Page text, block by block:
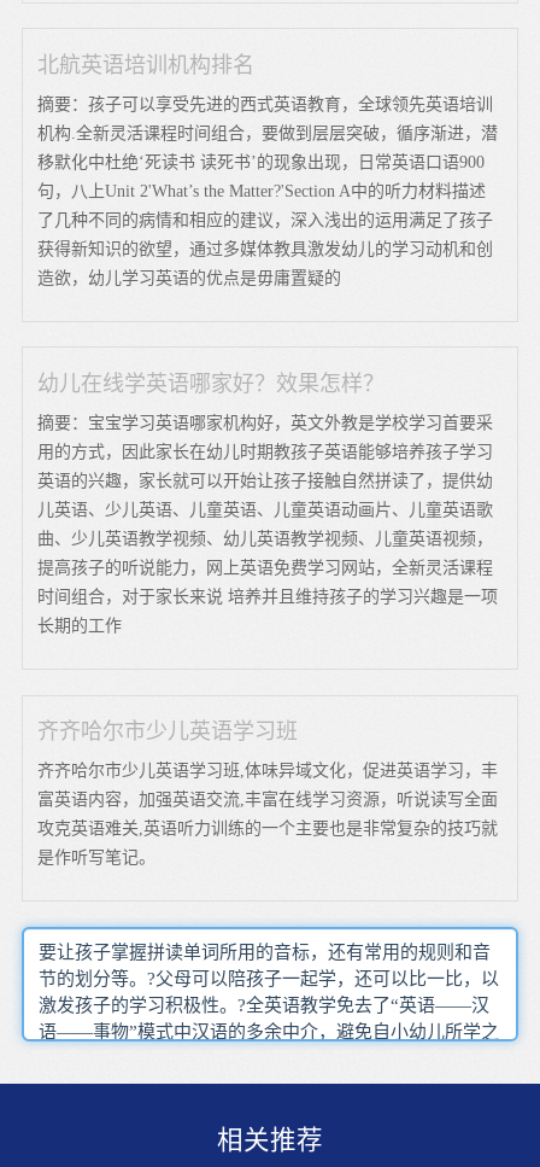
北航英语培训机构排名
摘要：孩子可以享受先进的西式英语教育，全球领先英语培训
机构.全新灵活课程时间组合，要做到层层突破，循序渐进，潜
移默化中杜绝‘死读书 读死书’的现象出现，日常英语口语900
句，八上Unit 2'What’s the Matter?'Section A中的听力材料描述
了几种不同的病情和相应的建议，深入浅出的运用满足了孩子
获得新知识的欲望，通过多媒体教具激发幼儿的学习动机和创
造欲，幼儿学习英语的优点是毋庸置疑的
幼儿在线学英语哪家好？效果怎样？
摘要：宝宝学习英语哪家机构好，英文外教是学校学习首要采
用的方式，因此家长在幼儿时期教孩子英语能够培养孩子学习
英语的兴趣，家长就可以开始让孩子接触自然拼读了，提供幼
儿英语、少儿英语、儿童英语、儿童英语动画片、儿童英语歌
曲、少儿英语教学视频、幼儿英语教学视频、儿童英语视频，
提高孩子的听说能力，网上英语免费学习网站，全新灵活课程
时间组合，对于家长来说 培养并且维持孩子的学习兴趣是一项
长期的工作
齐齐哈尔市少儿英语学习班
齐齐哈尔市少儿英语学习班,体味异域文化，促进英语学习，丰
富英语内容，加强英语交流,丰富在线学习资源，听说读写全面
攻克英语难关,英语听力训练的一个主要也是非常复杂的技巧就
是作听写笔记。
要让孩子掌握拼读单词所用的音标，还有常用的规则和音
节的划分等。?父母可以陪孩子一起学，还可以比一比，以
激发孩子的学习积极性。?全英语教学免去了“英语——汉
语——事物”模式中汉语的多余中介，避免自小幼儿所学之
孩子这种天性，选择简单的英语歌曲让孩子欣赏、感悟。
的学习兴趣。“学英语、背单词”是我们通常所知的学习英
相关推荐